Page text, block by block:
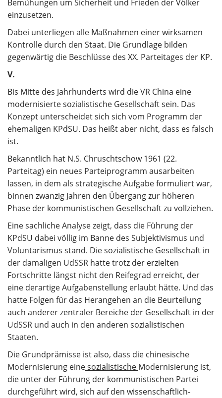
Bemühungen um Sicherheit und Frieden der Völker
einzusetzen.
Dabei unterliegen alle Maßnahmen einer wirksamen
Kontrolle durch den Staat. Die Grundlage bilden
gegenwärtig die Beschlüsse des XX. Parteitages der KP.
V.
Bis Mitte des Jahrhunderts wird die VR China eine
modernisierte sozialistische Gesellschaft sein. Das
Konzept unterscheidet sich sich vom Programm der
ehemaligen KPdSU. Das heißt aber nicht, dass es falsch
ist.
Bekanntlich hat N.S. Chruschtschow 1961 (22.
Parteitag) ein neues Parteiprogramm ausarbeiten
lassen, in dem als strategische Aufgabe formuliert war,
binnen zwanzig Jahren den Übergang zur höheren
Phase der kommunistischen Gesellschaft zu vollziehen.
Eine sachliche Analyse zeigt, dass die Führung der
KPdSU dabei völlig im Banne des Subjektivismus und
Voluntarismus stand. Die sozialistische Gesellschaft in
der damaligen UdSSR hatte trotz der erzielten
Fortschritte längst nicht den Reifegrad erreicht, der
eine derartige Aufgabenstellung erlaubt hätte. Und das
hatte Folgen für das Herangehen an die Beurteilung
auch anderer zentraler Bereiche der Gesellschaft in der
UdSSR und auch in den anderen sozialistischen
Staaten.
Die Grundprämisse ist also, dass die chinesische
Modernisierung einesozialistische Modernisierung ist,
die unter der Führung der kommunistischen Partei
durchgeführt wird, sich auf den wissenschaftlich-